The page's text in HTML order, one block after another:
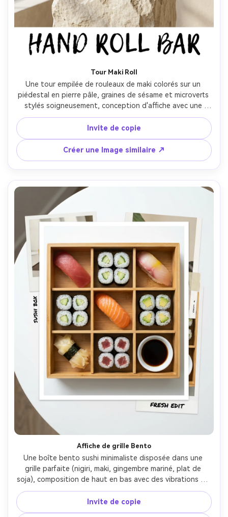
Tour Maki Roll
Une tour empilée de rouleaux de maki colorés sur un
piédestal en pierre pâle, graines de sésame et microverts
stylés soigneusement, conception d'affiche avec une
marge propre et de l'espace pour la typographie à la
main, fond neutre chaud, lumière diffuse de la fenêtre,
Canon EOS R5 50mm f/1.4, angle légèrement bas,
ambiance ludique mais premium, détail alimentaire
photoréaliste, bords nets, ombres naturelles, haute
résolution, mise au point nette-AR 4:5
Invite de copie
Créer une Image similaire ↗
Affiche de grille Bento
Une boîte bento sushi minimaliste disposée dans une
grille parfaite (nigiri, maki, gingembre mariné, plat de
soja), composition de haut en bas avec des vibrations de
couverture photo-collage et bordure claire, table blanche
vif, remplissage doux de la lumière du jour, Nikon Z7 II
35mm f/2.0, cadre plat, ambiance moderne propre,
Invite de copie